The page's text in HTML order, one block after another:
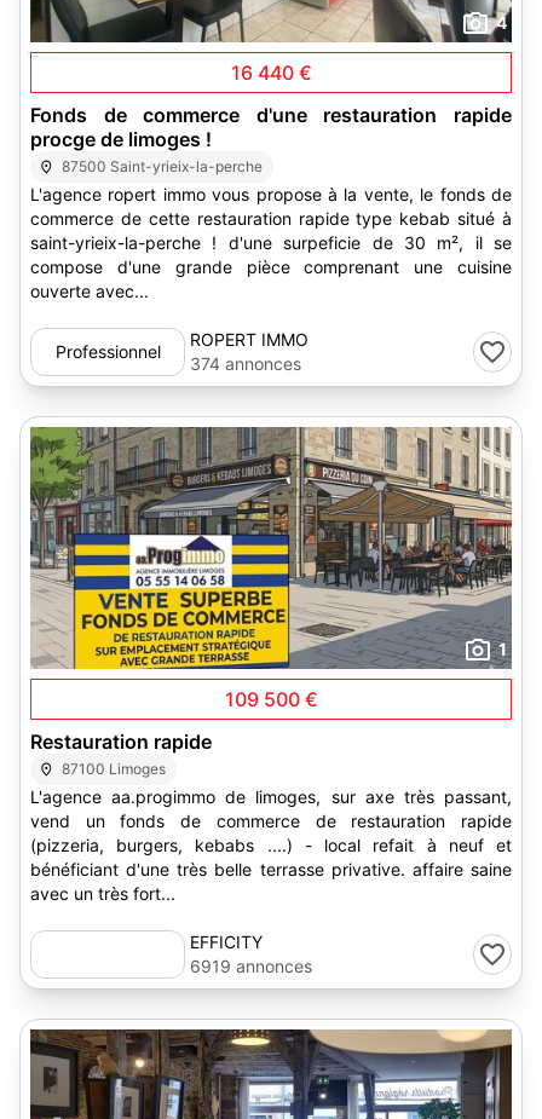
4
16 440 €
Fonds de commerce d'une restauration rapide
procge de limoges !
87500 Saint-yrieix-la-perche
L'agence ropert immo vous propose à la vente, le fonds de
commerce de cette restauration rapide type kebab situé à
saint-yrieix-la-perche ! d'une surpeficie de 30 m², il se
compose d'une grande pièce comprenant une cuisine
ouverte avec...
Professionnel
ROPERT IMMO
374 annonces
1
109 500 €
Restauration rapide
87100 Limoges
L'agence aa.progimmo de limoges, sur axe très passant,
vend un fonds de commerce de restauration rapide
(pizzeria, burgers, kebabs ....) - local refait à neuf et
bénéficiant d'une très belle terrasse privative. affaire saine
avec un très fort...
EFFICITY
6919 annonces